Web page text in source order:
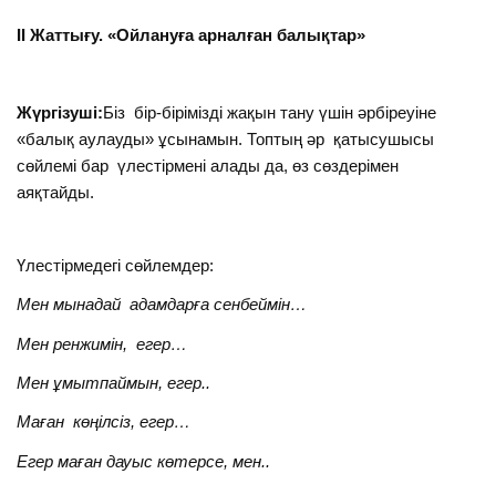
ІІ Жаттығу. «Ойлануға арналған балықтар»
Жүргізуші:Біз бір-бірімізді жақын тану үшін әрбіреуіне
«балық аулауды» ұсынамын. Топтың әр қатысушысы
сөйлемі бар үлестірмені алады да, өз сөздерімен
аяқтайды.
Үлестірмедегі сөйлемдер:
Мен мынадай адамдарға сенбеймін…
Мен ренжимін, егер…
Мен ұмытпаймын, егер..
Маған көңілсіз, егер…
Егер маған дауыс көтерсе, мен..